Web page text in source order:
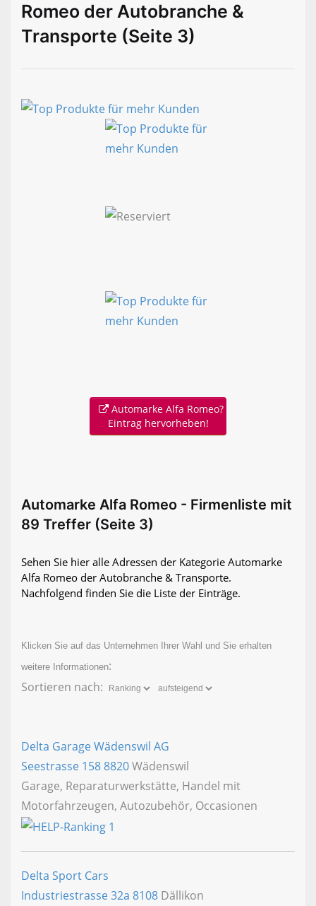
Romeo der Autobranche &
Transporte (Seite 3)
Automarke Alfa Romeo?
Eintrag hervorheben!
Automarke Alfa Romeo - Firmenliste mit
89 Treffer (Seite 3)
Sehen Sie hier alle Adressen der Kategorie Automarke
Alfa Romeo der Autobranche & Transporte.
Nachfolgend finden Sie die Liste der Einträge.
Klicken Sie auf das Unternehmen Ihrer Wahl und Sie erhalten
weitere Informationen:
Sortieren nach:
Delta Garage Wädenswil AG
Seestrasse 1588820Wädenswil
Garage, Reparaturwerkstätte, Handel mit
Motorfahrzeugen, Autozubehör, Occasionen
Delta Sport Cars
Industriestrasse 32a 8108 Dällikon